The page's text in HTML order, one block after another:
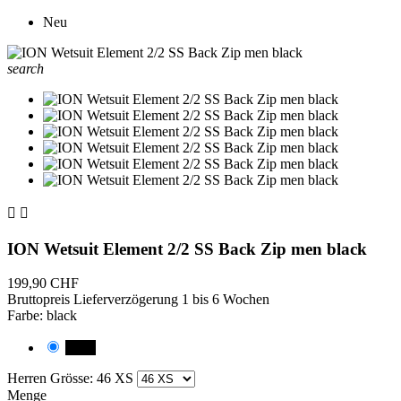
Neu
search
 
ION Wetsuit Element 2/2 SS Back Zip men black
199,90 CHF
Bruttopreis Lieferverzögerung 1 bis 6 Wochen
Farbe: black
Herren Grösse: 46 XS
Menge